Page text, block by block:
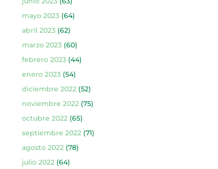
mayo 2023(64)
abril 2023(62)
marzo 2023(60)
febrero 2023(44)
enero 2023(54)
diciembre 2022(52)
noviembre 2022(75)
octubre 2022(65)
septiembre 2022(71)
agosto 2022(78)
julio 2022(64)